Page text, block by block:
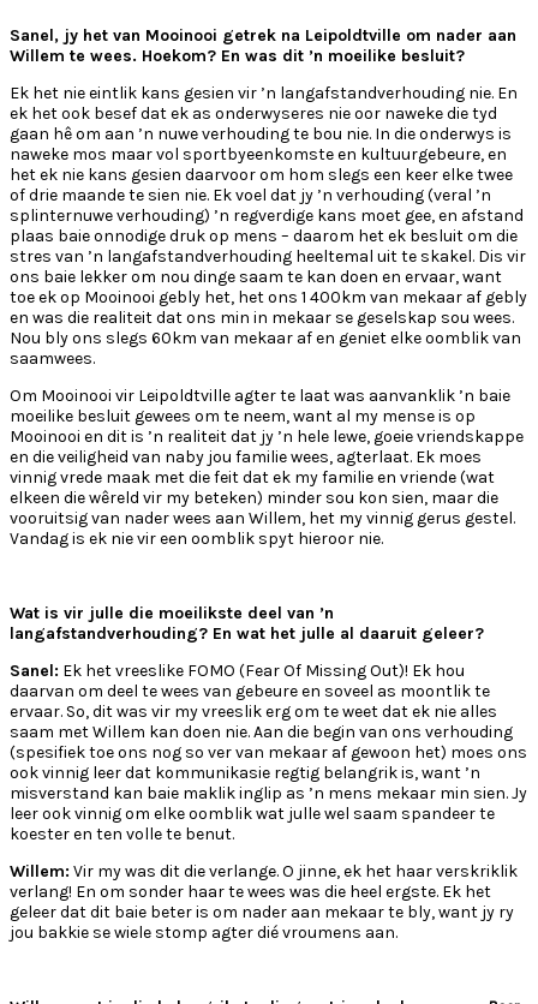
Sanel, jy het van Mooinooi getrek na Leipoldtville om nader aan
Willem te wees. Hoekom? En was dit ’n moeilike besluit?
Ek het nie eintlik kans gesien vir ’n langafstandverhouding nie. En
ek het ook besef dat ek as onderwyseres nie oor naweke die tyd
gaan hê om aan ’n nuwe verhouding te bou nie. In die onderwys is
naweke mos maar vol sportbyeenkomste en kultuurgebeure, en
het ek nie kans gesien daarvoor om hom slegs een keer elke twee
of drie maande te sien nie. Ek voel dat jy ’n verhouding (veral ’n
splinternuwe verhouding) ’n regverdige kans moet gee, en afstand
plaas baie onnodige druk op mens – daarom het ek besluit om die
stres van ’n langafstandverhouding heeltemal uit te skakel. Dis vir
ons baie lekker om nou dinge saam te kan doen en ervaar, want
toe ek op Mooinooi gebly het, het ons 1 400km van mekaar af gebly
en was die realiteit dat ons min in mekaar se geselskap sou wees.
Nou bly ons slegs 60km van mekaar af en geniet elke oomblik van
saamwees.
Om Mooinooi vir Leipoldtville agter te laat was aanvanklik ’n baie
moeilike besluit gewees om te neem, want al my mense is op
Mooinooi en dit is ’n realiteit dat jy ’n hele lewe, goeie vriendskappe
en die veiligheid van naby jou familie wees, agterlaat. Ek moes
vinnig vrede maak met die feit dat ek my familie en vriende (wat
elkeen die wêreld vir my beteken) minder sou kon sien, maar die
vooruitsig van nader wees aan Willem, het my vinnig gerus gestel.
Vandag is ek nie vir een oomblik spyt hieroor nie.
Wat is vir julle die moeilikste deel van ’n
langafstandverhouding? En wat het julle al daaruit geleer?
Sanel: Ek het vreeslike FOMO (Fear Of Missing Out)! Ek hou
daarvan om deel te wees van gebeure en soveel as moontlik te
ervaar. So, dit was vir my vreeslik erg om te weet dat ek nie alles
saam met Willem kan doen nie. Aan die begin van ons verhouding
(spesifiek toe ons nog so ver van mekaar af gewoon het) moes ons
ook vinnig leer dat kommunikasie regtig belangrik is, want ’n
misverstand kan baie maklik inglip as ’n mens mekaar min sien. Jy
leer ook vinnig om elke oomblik wat julle wel saam spandeer te
koester en ten volle te benut.
Willem: Vir my was dit die verlange. O jinne, ek het haar verskriklik
verlang! En om sonder haar te wees was die heel ergste. Ek het
geleer dat dit baie beter is om nader aan mekaar te bly, want jy ry
jou bakkie se wiele stomp agter dié vroumens aan.